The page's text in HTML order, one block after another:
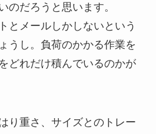
のだろうと思います。
とメールしかしないという
うし。負荷のかかる作業を
どれだけ積んでいるのかが
り重さ、サイズとのトレー